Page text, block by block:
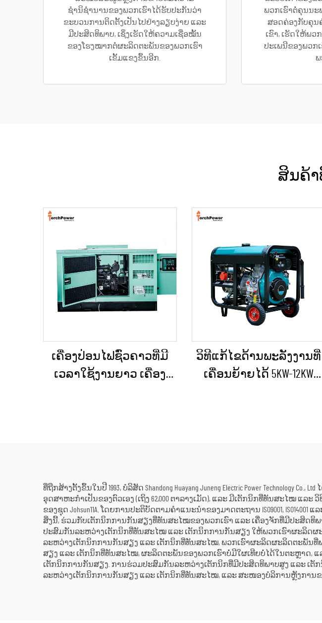
ຊຳນິຊຳນານຂອງພວກເຮົາໄດ້ຮັບປະກັນວ່າ
ຂະບວນການຕິດຕັ້ງເປັນໄປຢ່າງລຽບງ່າຍ ແລະ
ມີປະສິດທິພາບ, ເຊິ່ງເຮັດໃຫ້ຄວາມເຊື່ອໝັ້ນ
ຂອງໂຮງໝາກຕໍ່ຜະລິດຕະພັນຂອງພວກເຮົາ
ເຂັ້ມແຂງຂຶ້ນອີກ.
ພວກເຮົາຕໍ່ຄຸນນະ
ສອດຄ່ອງກັບຄຸນ
ເຂົາ, ເຮັດໃຫ້ພວ
ປະເພນີຂອງພວກ
ພ
ສິນຄ້າ
ເຄື່ອງປ່ອນໄຟຊົ່ວຄາວທີ່ມີ
ເວລາໃຊ້ງານຍາວ ເຄື່ອງ
ວິທີແກ້ໄຂດ້ານພະລັງງານທີ່
ເຄື່ອນຍ້າຍໄດ້ 5KW-12KW
ທີ່ຖືກສ້າງຕັ້ງຂຶ້ນໃນປີ 1993, ບໍລິສັດ Shandong Huayang Juneng Electric Power
ອຸດສາຫະກຳເປັນຂອງຕົວເອງ (ເຖິງ 62,000 ຕາລາງເມັດ), ແລະ ມີເຕັກນິກທີ່ທັນສະໄໝ ແ
ຂອງຊຸດ Johsun11A. ໂດຍການປະຕິບັດຕາມຄຳແນະນຳຂອງມາດຕະຖານ ISO9001,
ສິ່ງນີ້, ຮ່ວມກັບເຕັກນິກການກັນສຽງທີ່ທັນສະໄໝຂອງພວກເຮົາ ແລະ ເຄື່ອງຈັກທີ່ມີປະສິດ
ປະສົມກັນລະຫວ່າງເຕັກນິກທີ່ທັນສະໄໝ ແລະ ເຕັກນິກການກັນສຽງ ໃຫ້ພວກເຮົາຜະລິດ
ລະຫວ່າງເຕັກນິກການກັນສຽງ ແລະ ເຕັກນິກທີ່ທັນສະໄໝ, ພວກເຮົາຜະລິດຜະລິດຕະພັນ
ສຽງ ແລະ ເຕັກນິກທີ່ທັນສະໄໝ, ຜະລິດຕະພັນຂອງພວກເຮົາບໍ່ມີໃຜເທີຍບໍ່ໄດ້ໃນຕະຫຼາດ
ເຕັກນິກການກັນສຽງ. ການຮ່ວມປະສົມກັນລະຫວ່າງເຕັກນິກທີ່ມີປະສິດທິພາບສູງ ແລະ ເ
ລະຫວ່າງເຕັກນິກການກັນສຽງ ແລະ ເຕັກນິກທີ່ທັນສະໄໝ, ແລະ ສະໜອງບໍລິການຫຼັງການ